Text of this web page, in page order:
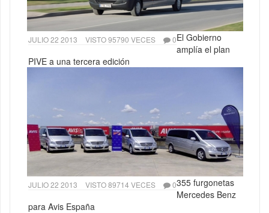
JULIO 22 2013 VISTO 95790 VECES 0El Gobierno
amplía el plan
PIVE a una tercera edición
JULIO 22 2013 VISTO 89714 VECES 0355 furgonetas
Mercedes Benz
para Avis España